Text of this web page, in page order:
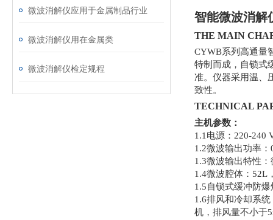
微波消解仪应用于金属制品行业
微波消解仪用在金属类
微波消解仪检定规程
智能微波消解
THE MAIN
CYWB系列高通量
特制而成，自锁式
准。仪器采用温、
致性。
TECHNICAL
主机参数：
1.1电源：220-240
1.2微波输出功率
1.3微波输出特性
1.4微波腔体：52L
1.5自锁式缓冲防
1.6排风和冷却系
机，排风量不小于